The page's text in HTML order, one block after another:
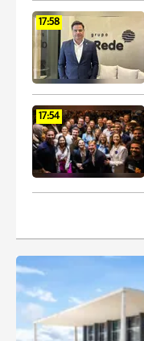
17:58
17:54